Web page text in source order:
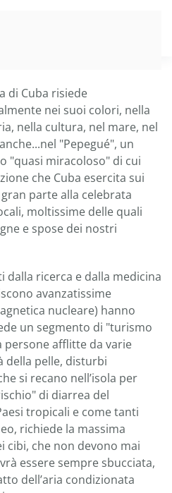
di Cuba risiede
nei suoi colori, nella
nella cultura, nel mare, nel
"Pepegué", un
"quasi miracoloso" di cui
che Cuba esercita sui
parte alla celebrata
moltissime delle quali
e spose dei nostri
ricerca e dalla medicina
avanzatissime
nucleare) hanno
un segmento di "turismo
persone afflitte da varie
della pelle, disturbi
si recano nell’isola per
di diarrea del
tropicali e come tanti
richiede la massima
cibi, che non devono mai
essere sempre sbucciata,
dell’aria condizionata